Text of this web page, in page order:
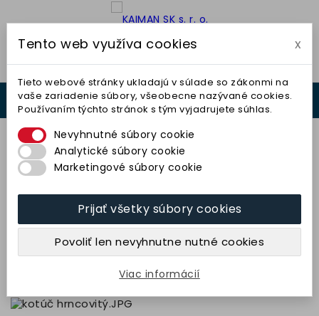
 

Kotúč hrncovitý 100x50x20-8x10
(49C46M11V32) TYROLIT
34,84 € bez DPH42,86 € s DPH
Tento web využíva cookies x
Tieto webové stránky ukladajú v súlade so zákonmi na
vaše zariadenie súbory, všeobecne nazývané cookies.
Používaním týchto stránok s tým vyjadrujete súhlas.
Nevyhnutné súbory cookie
Analytické súbory cookie
Marketingové súbory cookie
Prijať všetky súbory cookies
Povoliť len nevyhnutne nutné cookies
Viac informácií